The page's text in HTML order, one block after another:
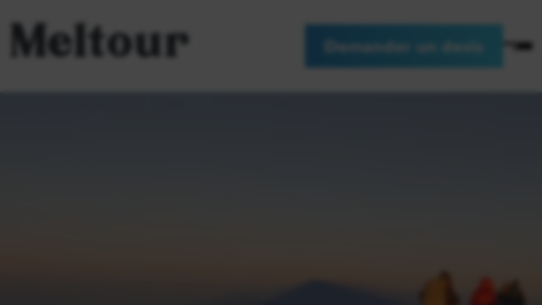
Meltour Demander un devis